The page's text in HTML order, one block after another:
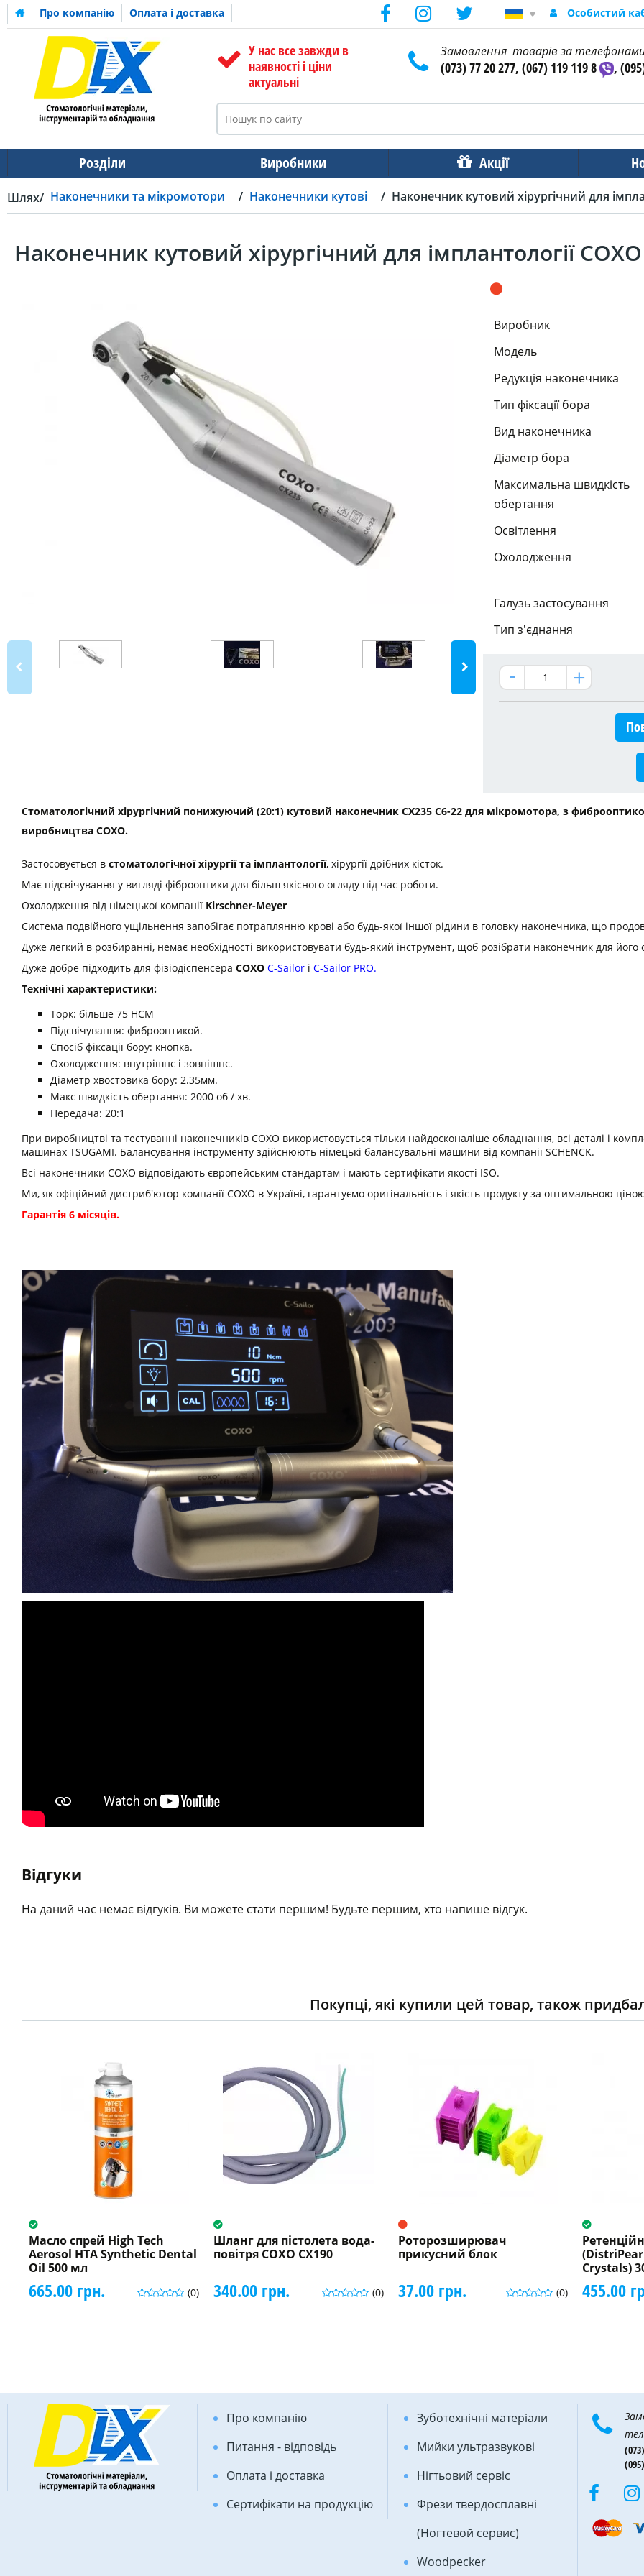
Про компанію Оплата і доставка Особистий
У нас все завжди в
наявності і ціни
актуальні
Замовлення товарів за
(073) 77 20 277, (067) 119 119 8 ,
Розділи Виробники Акції
Шлях Наконечники та мікромотори Наконечники кутові Наконечник кутовий хірургічний для
Наконечник кутовий хірургічний для імплантології
Виробник
Модель
Редукція наконечника
Тип фіксації бора
Вид наконечника
Діаметр бора
Максимальна швидкість
обертання
Освітлення
Охолодження
Галузь застосування
Тип з'єднання
Стоматологічний хірургічний понижуючий (20:1) кутовий наконечник CX235 C6-22 для мікромотора, з
виробництва COXO.
Застосовується в стоматологічної хірургії та імплантології, хірургії дрібних кісток.
Має підсвічування у вигляді фіброоптики для більш якісного огляду під час роботи.
Охолодження від німецької компанії Kirschner-Meyer
Система подвійного ущільнення запобігає потраплянню крові або будь-якої іншої рідини в головку наконечника, що
Дуже легкий в розбиранні, немає необхідності використовувати будь-який інструмент, щоб розібрати наконечник для
Дуже добре підходить для фізіодіспенсера COXO С-Sailor і C-Sailor PRO.
Технічні характеристики:
Торк: більше 75 НСМ
Підсвічування: фиброоптикой.
Спосіб фіксації бору: кнопка.
Охолодження: внутрішнє і зовнішнє.
Діаметр хвостовика бору: 2.35мм.
Макс швидкість обертання: 2000 об / хв.
Передача: 20:1
При виробництві та тестуванні наконечників COXO використовується тільки найдосконаліше обладнання, всі деталі і
машинах TSUGAMI. Балансування інструменту здійснюють німецькі балансувальні машини від компанії SCHENCK.
Всі наконечники COXO відповідають європейським стандартам і мають сертифікати якості ISO.
Ми, як офіційний дистриб'ютор компанії COXO в Україні, гарантуємо оригінальність і якість продукту за оптимальною
Гарантія 6 місяців.
Відгуки
На даний час немає відгуків. Ви можете стати першим! Будьте першим, хто напише відгук.
Покупці, які купили цей товар, також
Масло спрей High Tech
Aerosol HTA Synthetic Dental
Oil 500 мл
(0)
665.00 грн.
Шланг для пістолета вода-
повітря COXO CX190
(0)
340.00 грн.
Роторозширювач
прикусний блок
(0)
37.00 грн.
Crystals)
455.00
Про компанію
Питання - відповідь
Оплата і доставка
Сертифікати на продукцію
Зуботехнічні матеріали
Мийки ультразвукові
Нігтьовий сервіс
Фрези твердосплавні
(Ногтевой сервис)
Woodpecker